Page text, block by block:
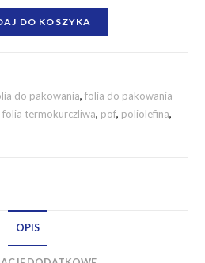
DO KOSZYKA
do pakowania,folia do pakowania
folia termokurczliwa, pof, poliolefina,
OPIS